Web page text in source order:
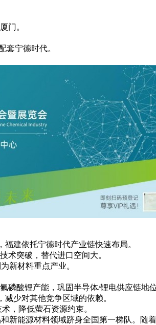
门。
套宁德时代。
建依托宁德时代产业链快速布局。
术突破，替代进口空间大。
新材料重点产业。
磷酸锂产能，巩固半导体/锂电供应链地位
少对其他竞争区域的依赖。
，降低萤石资源约束。
新能源材料领域跻身全国第一梯队。